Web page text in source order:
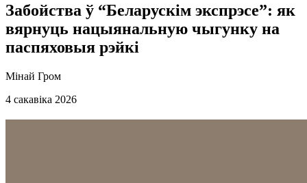
Забойства ў “Беларускім экспрэсе”: як
вярнуць нацыянальную чыгунку на
паспяховыя рэйкі
Мінай Гром
4 сакавіка 2026